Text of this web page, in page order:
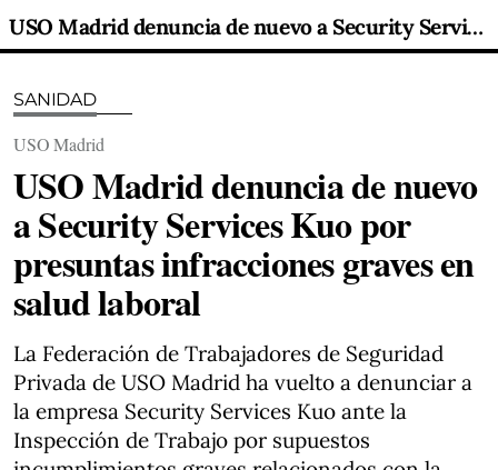
USO Madrid denuncia de nuevo a Security Services Kuo por presuntas infracciones graves en salud laboral
SANIDAD
USO Madrid
USO Madrid denuncia de nuevo
a Security Services Kuo por
presuntas infracciones graves en
salud laboral
La Federación de Trabajadores de Seguridad
Privada de USO Madrid ha vuelto a denunciar a
la empresa Security Services Kuo ante la
Inspección de Trabajo por supuestos